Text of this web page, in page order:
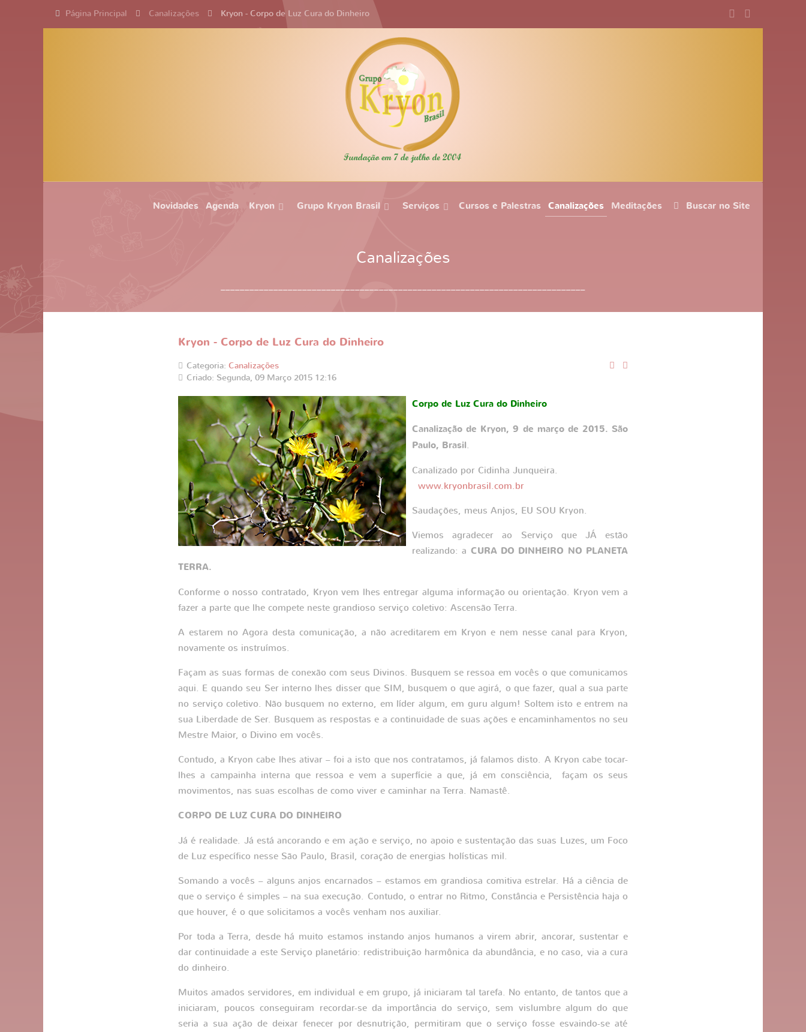
Página Principal Canalizações Kryon - Corpo de Luz Cura do Dinheiro
Novidades Agenda Kryon Grupo Kryon Brasil Serviços Cursos e Palestras Canalizações Meditações Buscar no Site
Canalizações
Kryon - Corpo de Luz Cura do Dinheiro
Categoria: Canalizações
Criado: Segunda, 09 Março 2015 12:16
Corpo de Luz Cura do Dinheiro
Canalização de Kryon, 9 de março de 2015. São
Paulo, Brasil.
Canalizado por Cidinha Junqueira.
www.kryonbrasil.com.br
Saudações, meus Anjos, EU SOU Kryon.
Viemos agradecer ao Serviço que JÁ estão
realizando: a CURA DO DINHEIRO NO PLANETA
TERRA.
Conforme o nosso contratado, Kryon vem lhes entregar alguma informação ou orientação. Kryon vem a
fazer a parte que lhe compete neste grandioso serviço coletivo: Ascensão Terra.
A estarem no Agora desta comunicação, a não acreditarem em Kryon e nem nesse canal para Kryon,
novamente os instruímos.
Façam as suas formas de conexão com seus Divinos. Busquem se ressoa em vocês o que comunicamos
aqui. E quando seu Ser interno lhes disser que SIM, busquem o que agirá, o que fazer, qual a sua parte
no serviço coletivo. Não busquem no externo, em líder algum, em guru algum! Soltem isto e entrem na
sua Liberdade de Ser. Busquem as respostas e a continuidade de suas ações e encaminhamentos no seu
Mestre Maior, o Divino em vocês.
Contudo, a Kryon cabe lhes ativar – foi a isto que nos contratamos, já falamos disto. A Kryon cabe tocar-
lhes a campainha interna que ressoa e vem a superfície a que, já em consciência, façam os seus
movimentos, nas suas escolhas de como viver e caminhar na Terra. Namastê.
CORPO DE LUZ CURA DO DINHEIRO
Já é realidade. Já está ancorando e em ação e serviço, no apoio e sustentação das suas Luzes, um Foco
de Luz específico nesse São Paulo, Brasil, coração de energias holísticas mil.
Somando a vocês – alguns anjos encarnados – estamos em grandiosa comitiva estrelar. Há a ciência de
que o serviço é simples – na sua execução. Contudo, o entrar no Ritmo, Constância e Persistência haja o
que houver, é o que solicitamos a vocês venham nos auxiliar.
Por toda a Terra, desde há muito estamos instando anjos humanos a virem abrir, ancorar, sustentar e
dar continuidade a este Serviço planetário: redistribuição harmônica da abundância, e no caso, via a cura
do dinheiro.
Muitos amados servidores, em individual e em grupo, já iniciaram tal tarefa. No entanto, de tantos que a
iniciaram, poucos conseguiram recordar-se da importância do serviço, sem vislumbre algum do que
seria a sua ação de deixar fenecer por desnutrição, permitiram que o serviço fosse esvaindo-se até